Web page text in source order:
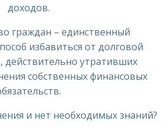
доходов.
граждан – единственный
избавиться от долговой
действительно утративших
собственных финансовых
и нет необходимых знаний?